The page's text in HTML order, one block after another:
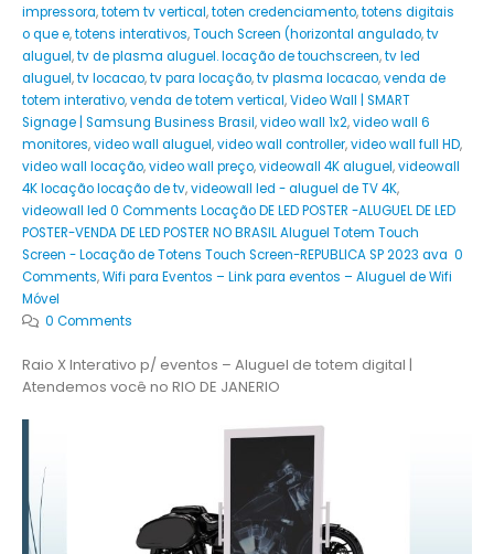
impressora,totem tv vertical,toten credenciamento,totens digitais
o que e,totens interativos,Touch Screen (horizontal angulado,tv
aluguel,tv de plasma aluguel. locação de touchscreen,tv led
aluguel,tv locacao,tv para locação,tv plasma locacao,venda de
totem interativo,venda de totem vertical,Video Wall | SMART
Signage | Samsung Business Brasil,video wall 1x2,video wall 6
monitores,video wall aluguel,video wall controller,video wall full HD,
video wall locação,video wall preço,videowall 4K aluguel,videowall
4K locação locação de tv,videowall led - aluguel de TV 4K,
videowall led 0 Comments Locação DE LED POSTER -ALUGUEL DE LED
POSTER-VENDA DE LED POSTER NO BRASIL Aluguel Totem Touch
Screen - Locação de Totens Touch Screen-REPUBLICA SP 2023 ava 0
Comments,Wifi para Eventos – Link para eventos – Aluguel de Wifi
Móvel
0 Comments
Raio X Interativo p/ eventos – Aluguel de totem digital |
Atendemos você no RIO DE JANERIO